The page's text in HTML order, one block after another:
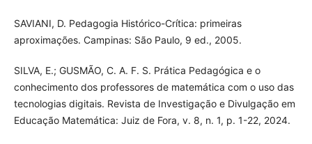
SAVIANI, D. Pedagogia Histórico-Crítica: primeiras
aproximações. Campinas: São Paulo, 9 ed., 2005.
SILVA, E.; GUSMÃO, C. A. F. S. Prática Pedagógica e o
conhecimento dos professores de matemática com o uso das
tecnologias digitais. Revista de Investigação e Divulgação em
Educação Matemática: Juiz de Fora, v. 8, n. 1, p. 1-22, 2024.